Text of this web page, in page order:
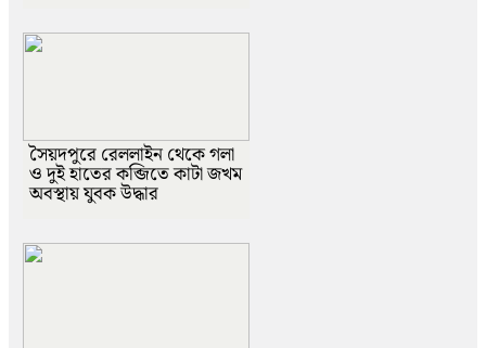
সৈয়দপুরে রেললাইন থেকে গলা
ও দুই হাতের কব্জিতে কাটা জখম
অবস্থায় যুবক উদ্ধার